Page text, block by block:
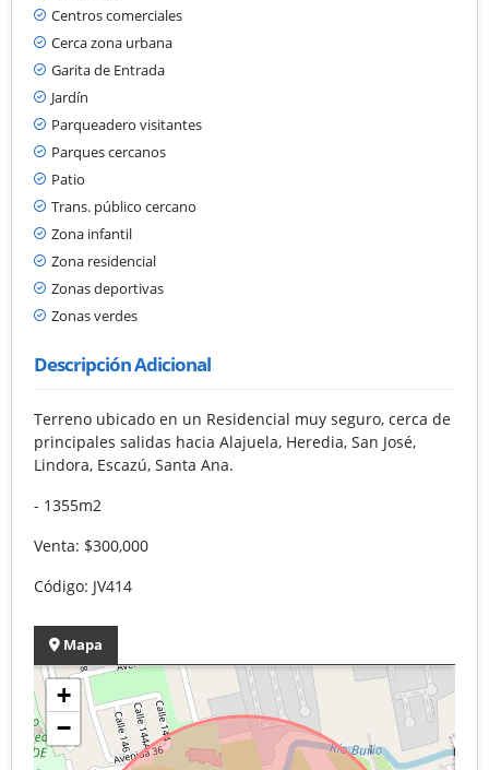
Centros comerciales
Cerca zona urbana
Garita de Entrada
Jardín
Parqueadero visitantes
Parques cercanos
Patio
Trans. público cercano
Zona infantil
Zona residencial
Zonas deportivas
Zonas verdes
Descripción Adicional
Terreno ubicado en un Residencial muy seguro, cerca de
principales salidas hacia Alajuela, Heredia, San José,
Lindora, Escazú, Santa Ana.
- 1355m2
Venta: $300,000
Código: JV414
Mapa
+
−